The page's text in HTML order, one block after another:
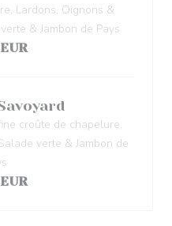
Lardons, Oignons &
& Jambon de Pays
croûte de chapelure,
verte & Jambon de